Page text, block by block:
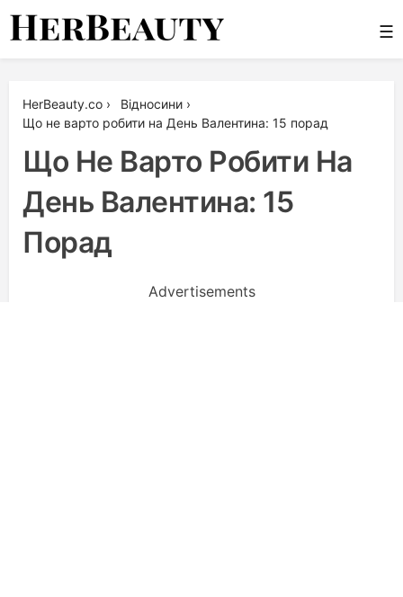
Skip
☰
HerBeauty.co › Відносини ›
Що не варто робити на День Валентина: 15 порад
Що Не Варто Робити На
День Валентина: 15
Порад
Advertisements